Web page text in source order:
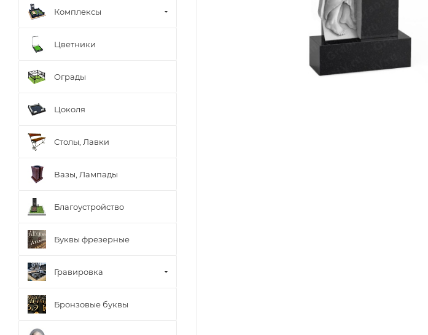
Комплексы
Цветники
Ограды
Цоколя
Столы, Лавки
Вазы, Лампады
Благоустройство
Буквы фрезерные
Гравировка
Бронзовые буквы